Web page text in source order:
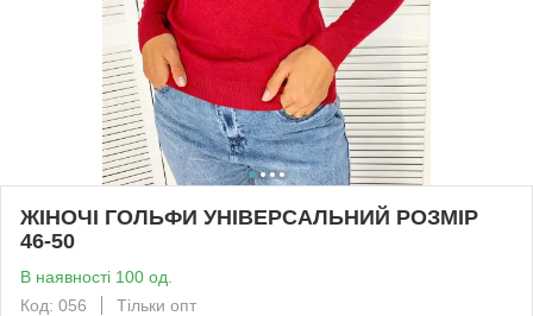
ЖІНОЧІ ГОЛЬФИ УНІВЕРСАЛЬНИЙ РОЗМІР
46-50
В наявності 100 од.
Код: 056
Тільки опт